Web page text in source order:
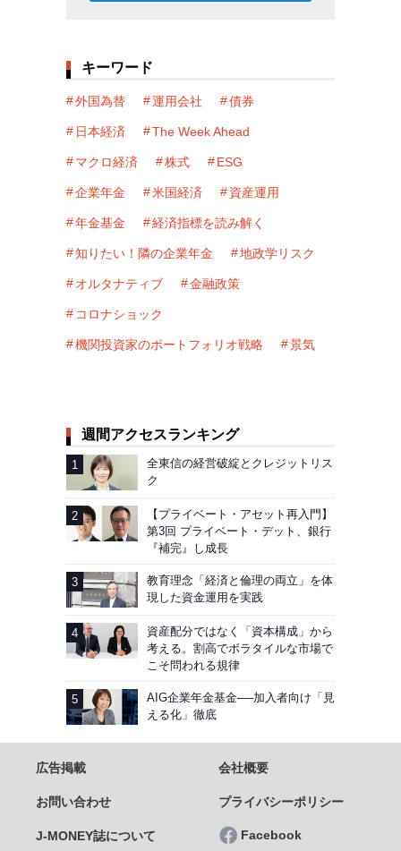
キーワード
外国為替 運用会社 債券
日本経済 The Week Ahead
マクロ経済 株式 ESG
企業年金 米国経済 資産運用
年金基金 経済指標を読み解く
知りたい！隣の企業年金 地政学リスク
オルタナティブ 金融政策
コロナショック
機関投資家のポートフォリオ戦略 景気
週間アクセスランキング
全東信の経営破綻とクレジットリス
ク
【プライベート・アセット再入門】
第3回 プライベート・デット、銀行
『補完』し成長
教育理念「経済と倫理の両立」を体
現した資金運用を実践
資産配分ではなく「資本構成」から
考える。割高でボラタイルな市場で
こそ問われる規律
AIG企業年金基金──加入者向け「見
える化」徹底
広告掲載 会社概要
お問い合わせ プライバシーポリシー
J-MONEY誌について Facebook